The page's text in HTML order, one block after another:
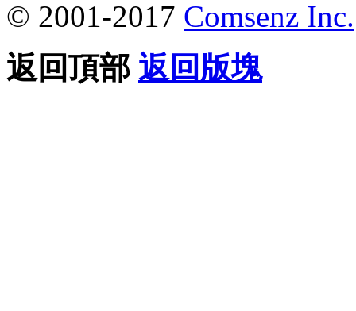
© 2001-2017 Comsenz Inc.
返回頂部 返回版塊